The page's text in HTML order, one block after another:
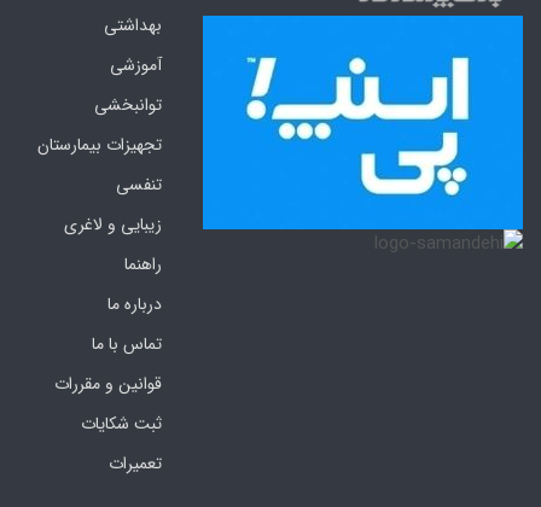
بهداشتی
آموزشی
توانبخشی
تجهیزات بیمارستان
تنفسی
زیبایی و لاغری
راهنما
درباره ما
تماس با ما
قوانین و مقررات
ثبت شکایات
تعمیرات